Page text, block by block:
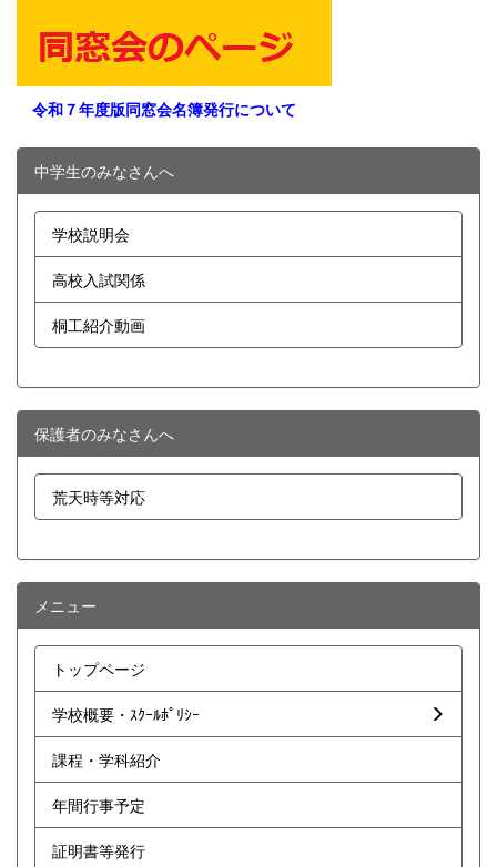
令和７年度版同窓会名簿発行について
中学生のみなさんへ
学校説明会
高校入試関係
桐工紹介動画
保護者のみなさんへ
荒天時等対応
メニュー
トップページ
学校概要・ｽｸｰﾙﾎﾟﾘｼｰ
課程・学科紹介
年間行事予定
証明書等発行